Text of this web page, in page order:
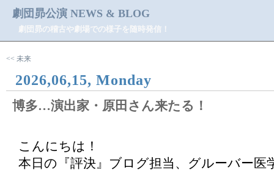
劇団昴公演 NEWS & BLOG
劇団昴の稽古や劇場での様子を随時発信！
<< 未来
2026,06,15, Monday
博多…演出家・原田さん来たる！
こんにちは！
本日の『評決』ブログ担当、グルーバー医